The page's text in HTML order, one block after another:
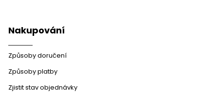
Nakupování
Způsoby doručení
Způsoby platby
Zjistit stav objednávky